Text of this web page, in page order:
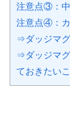
注意点③：
注意点④：
⇒ダッジマ
⇒ダッジマ
ておきたい